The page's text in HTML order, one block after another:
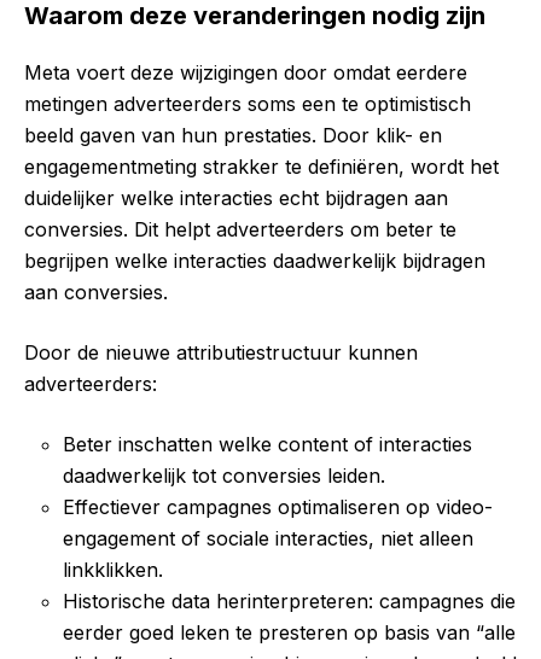
Waarom deze veranderingen nodig zijn
Meta voert deze wijzigingen door omdat eerdere
metingen adverteerders soms een te optimistisch
beeld gaven van hun prestaties. Door klik- en
engagementmeting strakker te definiëren, wordt het
duidelijker welke interacties echt bijdragen aan
conversies. Dit helpt adverteerders om beter te
begrijpen welke interacties daadwerkelijk bijdragen
aan conversies.
Door de nieuwe attributiestructuur kunnen
adverteerders:
Beter inschatten welke content of interacties
daadwerkelijk tot conversies leiden.
Effectiever campagnes optimaliseren op video-
engagement of sociale interacties, niet alleen
linkklikken.
Historische data herinterpreteren: campagnes die
eerder goed leken te presteren op basis van “alle